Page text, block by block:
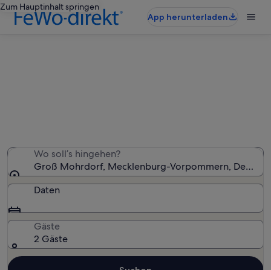
Zum Hauptinhalt springen
App herunterladen
Wo soll’s hingehen?
Groß Mohrdorf, Mecklenburg-Vorpommern,
Daten
Gäste
2 Gäste